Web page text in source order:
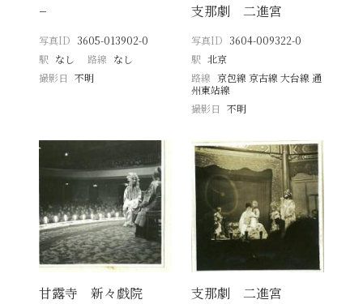
−
写真ID 3605-013902-0
駅 なし 路線 なし
撮影日
不明
支那劇 二進宮
写真ID 3604-009322-0
駅 北京
路線 京包線 京古線 大台線 通
州東站線
撮影日 不明
甘露寺 新々戯院 支那劇 二進宮